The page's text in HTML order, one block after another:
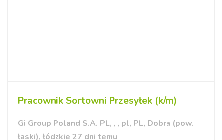
Pracownik Sortowni Przesyłek (k/m)
Gi Group Poland S.A. PL, , , pl, PL, Dobra (pow.
łaski), łódzkie 27 dni temu